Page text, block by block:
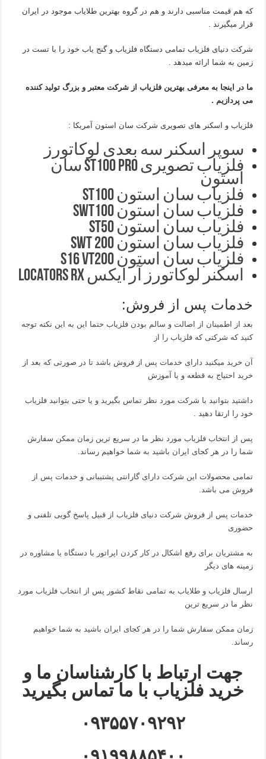
که هم قیمت مناسبی دارند و هم در گروه بهترین طلایاب موجود در ایران
قرار میگیرند .
شرکت دنیای فلزیاب تمامی دستگاه فلزیاب و گنج یاب خود را با تست در
زمین به شما ارائه میدهد .
ما در اینجا به معرفی بهترین فلزیاب از شرکت معتبر و بزرگ تولید کننده
می پردازیم .
فلزیاب و اسکنر های تصویری شرکت سان استون آمریکا :
سوپر اسکنر سه بعدی لوکاتورز
فلزیاب تصویری ST100 pro سان
استون
فلزیاب سان استون ST100
فلزیاب سان استون SWT100
فلزیاب سان استون ST50
فلزیاب سان استون SWT 200
فلزیاب سان استون S16 VT200
اسکنر لوکاتورز آر ایکس LOCATORS RX
خدمات پس از فروش:
بعد از اطمینان از اصالت و سالم بودن فلزیاب حتما این به این نکته توجه
کنید که شرکتی که فلزیاب را از
آن خرید میکنید دارای خدمات پس از فروش باشد تا در صورتی که بعد از
خرید احتیاج به قطعه و یا آموزش
داشتید بتوانید با شرکت مورد نظر تماس بگیرید و یا حتی بتوانید فلزیاب
خود را ارتقا دهید .
پس از انتخاب فلزیاب مورد نظر ما در سریع ترین زمان ممکن سفارش
شما را در هر کجای ایران باشید به شما خواهیم رساند.
تمامی محصولات این شرکت دارای گارانتی پشتیبانی و خدمات پس از
فروش می باشد.
خدمات پس از فروش شرکت دنیای فلزیاب از قبیل پاسخ گویی تلفنی و
حضوری
به مشتریان برای رفع اشکال در کار کردن اپراتور با دستگاه یا مشاوره در
زمینه های دیگر
ارسال فلزیاب و طلایاب به تمامی نقاط کشور پس از انتخاب فلزیاب مورد
نظر ما در سریع ترین
زمان ممکن سفارش شما را در هر کجای ایران باشید به شما خواهیم
رساند.
جهت ارتباط با کارشناسان ما و
خرید فلزیاب با ما تماس بگیرید
۰۹۳۵۵۷۰۹۲۹۲